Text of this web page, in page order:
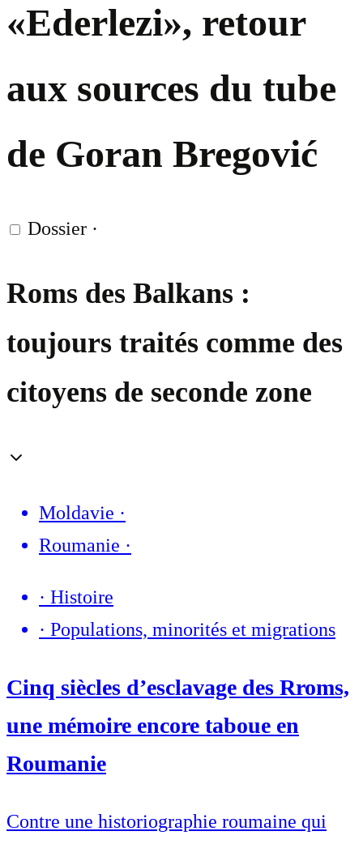
«Ederlezi», retour
aux sources du tube
de Goran Bregović
Dossier ·
Roms des Balkans :
toujours traités comme des
citoyens de seconde zone
Moldavie ·
Roumanie ·
· Histoire
· Populations, minorités et migrations
Cinq siècles d’esclavage des Rroms,
une mémoire encore taboue en
Roumanie
Contre une historiographie roumaine qui